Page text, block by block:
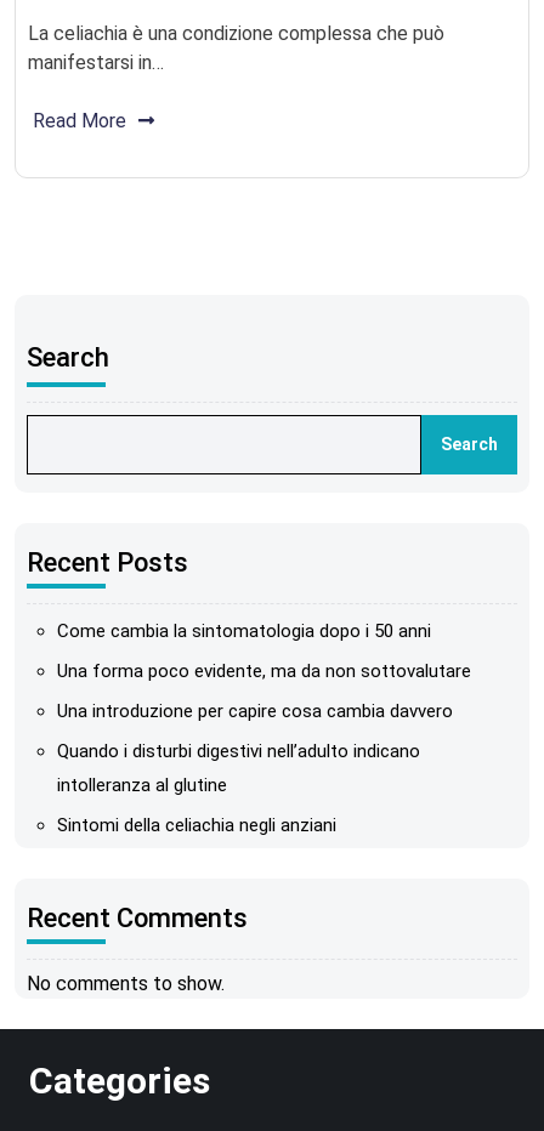
La celiachia è una condizione complessa che può
manifestarsi in…
Read More
Search
Search
Recent Posts
Come cambia la sintomatologia dopo i 50 anni
Una forma poco evidente, ma da non sottovalutare
Una introduzione per capire cosa cambia davvero
Quando i disturbi digestivi nell’adulto indicano
intolleranza al glutine
Sintomi della celiachia negli anziani
Recent Comments
No comments to show.
Categories